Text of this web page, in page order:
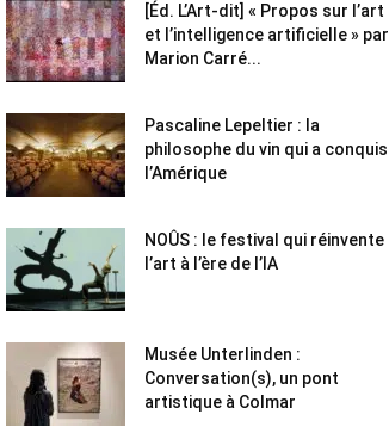
[Éd. L’Art-dit] « Propos sur l’art
et l’intelligence artificielle » par
Marion Carré...
Pascaline Lepeltier : la
philosophe du vin qui a conquis
l’Amérique
NOÛS : le festival qui réinvente
l’art à l’ère de l’IA
Musée Unterlinden :
Conversation(s), un pont
artistique à Colmar